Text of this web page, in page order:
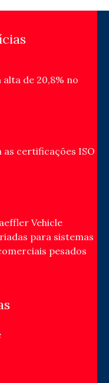
de 20,8% no
certificações ISO
Vehicle
para sistemas
pesados